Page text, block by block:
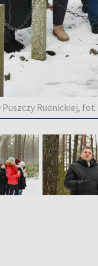
Rudnickiej,